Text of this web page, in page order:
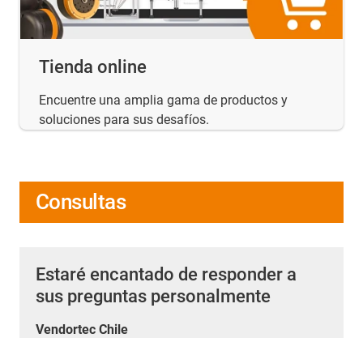
Tienda online
Encuentre una amplia gama de productos y
soluciones para sus desafíos.
Consultas
Estaré encantado de responder a
sus preguntas personalmente
Vendortec Chile